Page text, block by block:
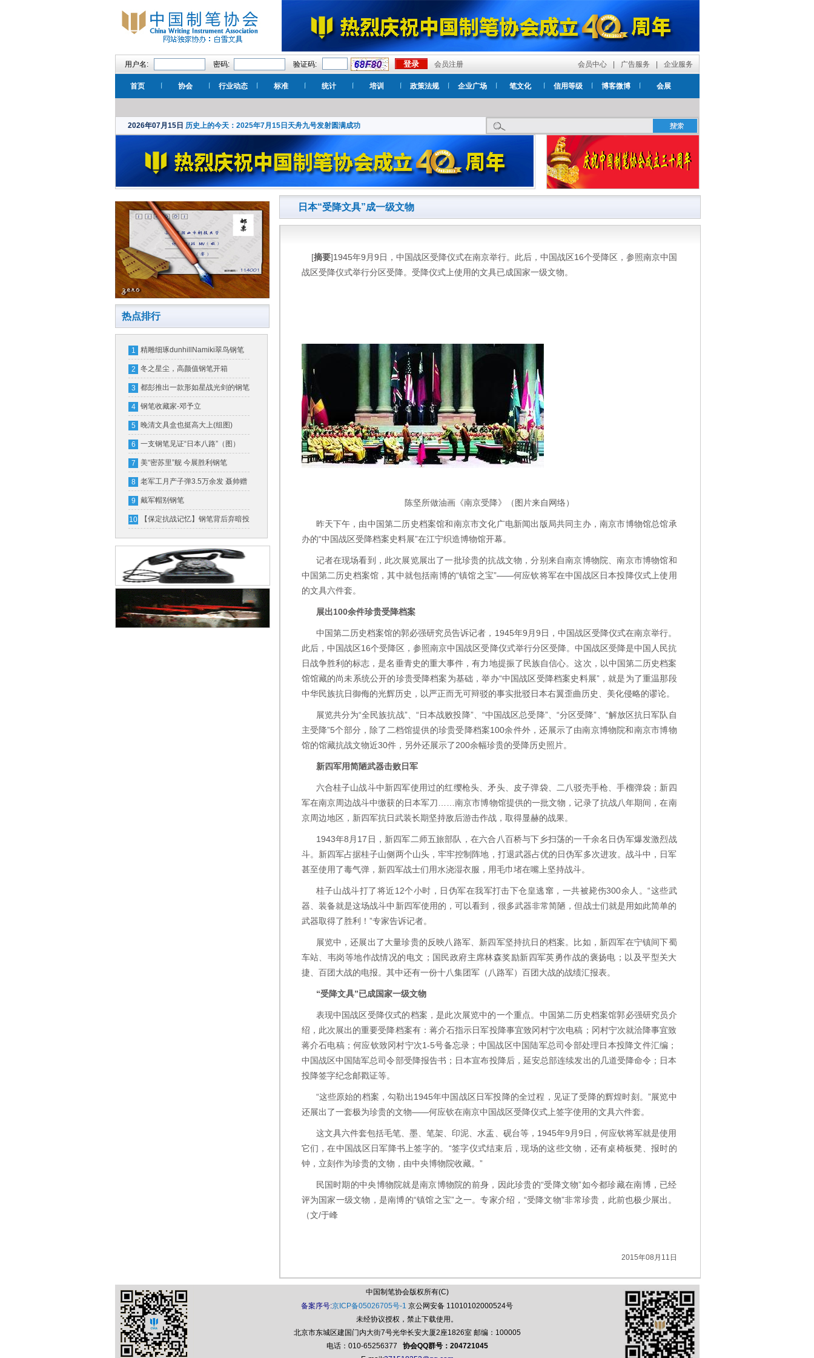
用户名: 密码: 验证码: 会员注册 会员中心 广告服务 企业服务
首页 协会 行业动态 标准 统计 培训 政策法规 企业广场 笔文化 信用等级 博客微博 会展
2026年07月15日 历史上的今天：2025年7月15日天舟九号发射圆满成功
热点排行
1 精雕细琢dunhillNamiki翠鸟钢笔
2 冬之星尘，高颜值钢笔开箱
3 都彭推出一款形如星战光剑的钢笔
一支售价16万
4 钢笔收藏家-邓予立
5 晚清文具盒也挺高大上(组图)
6 一支钢笔见证“日本八路”（图）
7 美“密苏里”舰 今展胜利钢笔
8 老军工月产子弹3.5万余发 聂帅赠
钢笔奖励
9 戴军帽别钢笔
10 【保定抗战记忆】钢笔背后弃暗投
明的故事（图）
日本“受降文具”成一级文物
[摘要]1945年9月9日，中国战区受降仪式在南京举行。此后，中国战区16个受降区，参照南京中国
战区受降仪式举行分区受降。受降仪式上使用的文具已成国家一级文物。
陈坚所做油画《南京受降》（图片来自网络）
昨天下午，由中国第二历史档案馆和南京市文化广电新闻出版局共同主办，南京市博物馆总馆承
办的“中国战区受降档案史料展”在江宁织造博物馆开幕。
记者在现场看到，此次展览展出了一批珍贵的抗战文物，分别来自南京博物院、南京市博物馆和
中国第二历史档案馆，其中就包括南博的“镇馆之宝”——何应钦将军在中国战区日本投降仪式上使用
的文具六件套。
展出100余件珍贵受降档案
中国第二历史档案馆的郭必强研究员告诉记者，1945年9月9日，中国战区受降仪式在南京举行。
此后，中国战区16个受降区，参照南京中国战区受降仪式举行分区受降。中国战区受降是中国人民抗
日战争胜利的标志，是名垂青史的重大事件，有力地提振了民族自信心。这次，以中国第二历史档案
馆馆藏的尚未系统公开的珍贵受降档案为基础，举办“中国战区受降档案史料展”，就是为了重温那段
中华民族抗日御侮的光辉历史，以严正而无可辩驳的事实批驳日本右翼歪曲历史、美化侵略的谬论。
展览共分为“全民族抗战”、“日本战败投降”、“中国战区总受降”、“分区受降”、“解放区抗日军队自
主受降”5个部分，除了二档馆提供的珍贵受降档案100余件外，还展示了由南京博物院和南京市博物
馆的馆藏抗战文物近30件，另外还展示了200余幅珍贵的受降历史照片。
新四军用简陋武器击败日军
六合桂子山战斗中新四军使用过的红缨枪头、矛头、皮子弹袋、二八驳壳手枪、手榴弹袋；新四
军在南京周边战斗中缴获的日本军刀……南京市博物馆提供的一批文物，记录了抗战八年期间，在南
京周边地区，新四军抗日武装长期坚持敌后游击作战，取得显赫的战果。
1943年8月17日，新四军二师五旅部队，在六合八百桥与下乡扫荡的一千余名日伪军爆发激烈战
斗。新四军占据桂子山侧两个山头，牢牢控制阵地，打退武器占优的日伪军多次进攻。战斗中，日军
甚至使用了毒气弹，新四军战士们用水浇湿衣服，用毛巾堵在嘴上坚持战斗。
桂子山战斗打了将近12个小时，日伪军在我军打击下仓皇逃窜，一共被毙伤300余人。“这些武
器、装备就是这场战斗中新四军使用的，可以看到，很多武器非常简陋，但战士们就是用如此简单的
武器取得了胜利！”专家告诉记者。
展览中，还展出了大量珍贵的反映八路军、新四军坚持抗日的档案。比如，新四军在宁镇间下蜀
车站、韦岗等地作战情况的电文；国民政府主席林森奖励新四军英勇作战的褒扬电；以及平型关大
捷、百团大战的电报。其中还有一份十八集团军（八路军）百团大战的战绩汇报表。
“受降文具”已成国家一级文物
表现中国战区受降仪式的档案，是此次展览中的一个重点。中国第二历史档案馆郭必强研究员介
绍，此次展出的重要受降档案有：蒋介石指示日军投降事宜致冈村宁次电稿；冈村宁次就洽降事宜致
蒋介石电稿；何应钦致冈村宁次1-5号备忘录；中国战区中国陆军总司令部处理日本投降文件汇编；
中国战区中国陆军总司令部受降报告书；日本宣布投降后，延安总部连续发出的几道受降命令；日本
投降签字纪念邮戳证等。
“这些原始的档案，勾勒出1945年中国战区日军投降的全过程，见证了受降的辉煌时刻。”展览中
还展出了一套极为珍贵的文物——何应钦在南京中国战区受降仪式上签字使用的文具六件套。
这文具六件套包括毛笔、墨、笔架、印泥、水盂、砚台等，1945年9月9日，何应钦将军就是使用
它们，在中国战区日军降书上签字的。“签字仪式结束后，现场的这些文物，还有桌椅板凳、报时的
钟，立刻作为珍贵的文物，由中央博物院收藏。”
民国时期的中央博物院就是南京博物院的前身，因此珍贵的“受降文物”如今都珍藏在南博，已经
评为国家一级文物，是南博的“镇馆之宝”之一。专家介绍，“受降文物”非常珍贵，此前也极少展出。
（文/于峰
2015年08月11日
中国制笔协会版权所有(C)
备案序号:京ICP备05026705号-1 京公网安备 11010102000524号
未经协议授权，禁止下载使用。
北京市东城区建国门内大街7号光华长安大厦2座1826室 邮编：100005
电话：010-65256377 协会QQ群号：204721045